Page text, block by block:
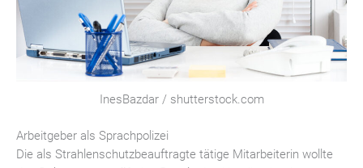
InesBazdar / shutterstock.com
Arbeitgeber als Sprachpolizei
Die als Strahlenschutzbeauftragte tätige Mitarbeiterin wollte